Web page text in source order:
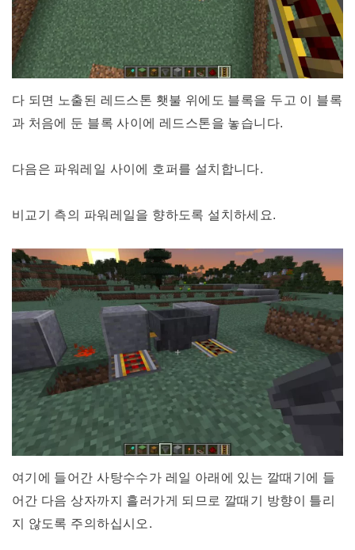
다 되면 노출된 레드스톤 횃불 위에도 블록을 두고 이 블록
과 처음에 둔 블록 사이에 레드스톤을 놓습니다.
다음은 파워레일 사이에 호퍼를 설치합니다.
비교기 측의 파워레일을 향하도록 설치하세요.
여기에 들어간 사탕수수가 레일 아래에 있는 깔때기에 들
어간 다음 상자까지 흘러가게 되므로 깔때기 방향이 틀리
지 않도록 주의하십시오.